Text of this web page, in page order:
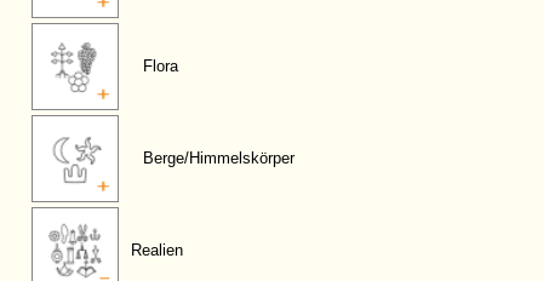
Flora
Berge/Himmelskörper
Realien